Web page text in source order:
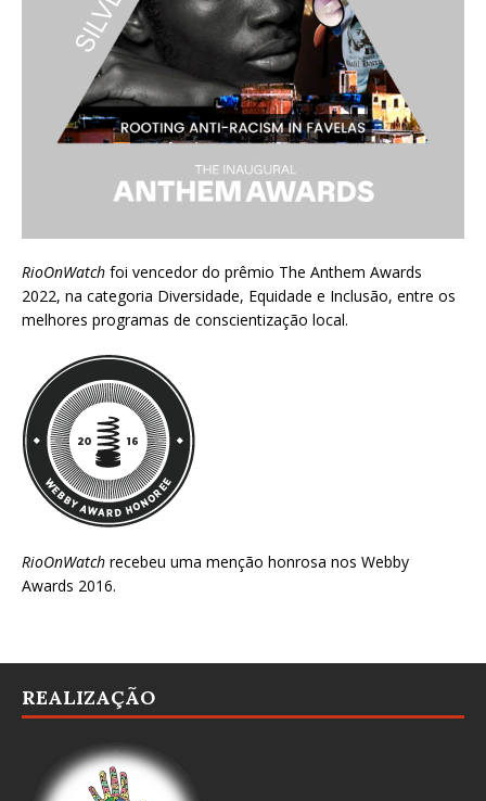
RioOnWatch foi vencedor do prêmio The Anthem Awards
2022, na categoria Diversidade, Equidade e Inclusão, entre os
melhores programas de conscientização local.
RioOnWatch recebeu uma menção honrosa nos Webby
Awards 2016.
REALIZAÇÃO